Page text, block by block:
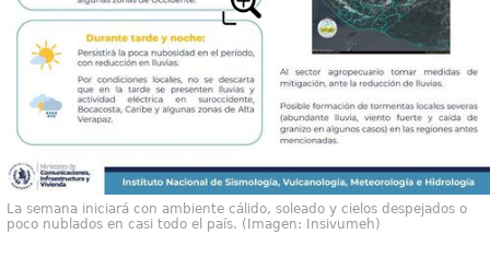
La semana iniciará con ambiente cálido, soleado y cielos despejados o
poco nublados en casi todo el país. (Imagen: Insivumeh)